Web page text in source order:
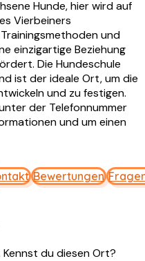
Hunde, hier wird auf
Vierbeiners
und
einzigartige Beziehung
Die Hundeschule
ist der ideale Ort, um die
und zu festigen.
der Telefonnummer
und um einen
Bewertungen
du diesen Ort?